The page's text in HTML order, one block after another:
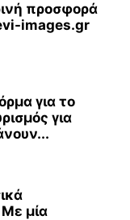
προσφορά
images.gr
για το
για
Με μία